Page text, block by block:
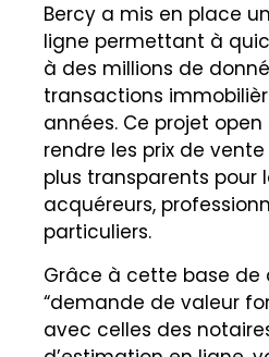
Bercy a mis en place
ligne permettant à
à des millions de
transactions
années. Ce projet
rendre les prix de
plus transparents pour
acquéreurs,
particuliers.
Grâce à cette base de
“demande de valeur
avec celles des